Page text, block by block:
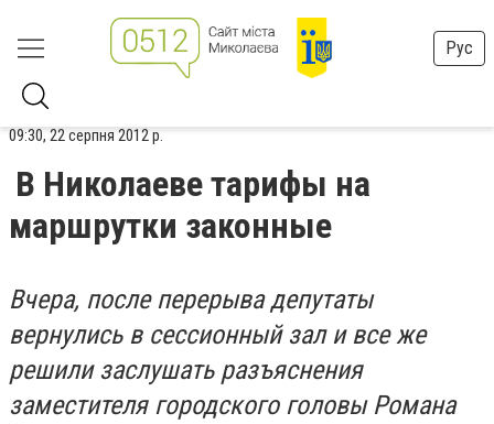
Рус
09:30, 22 серпня 2012 р.
В Николаеве тарифы на
маршрутки законные
Вчера, после перерыва депутаты
вернулись в сессионный зал и все же
решили заслушать разъяснения
заместителя городского головы Романа